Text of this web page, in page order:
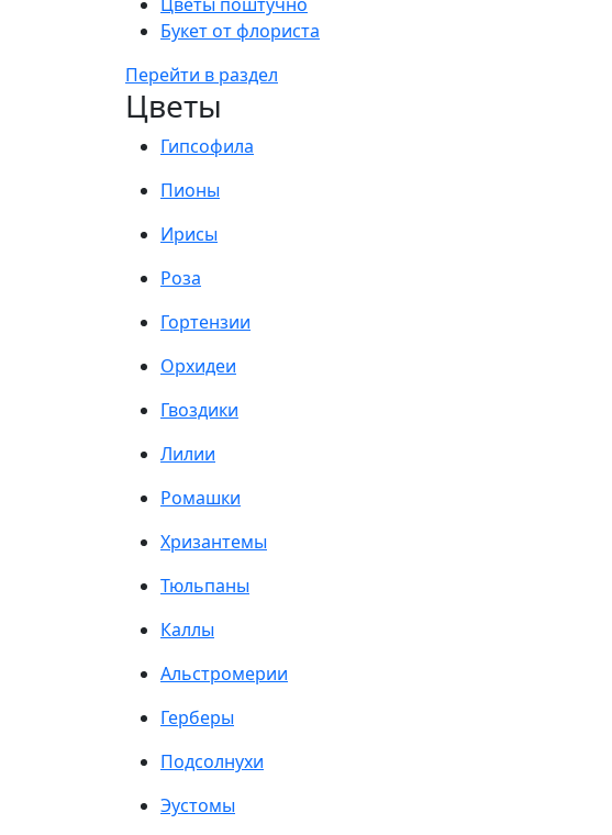
Букет от флориста
Перейти в раздел
Цветы
Гипсофила
Пионы
Ирисы
Роза
Гортензии
Орхидеи
Гвоздики
Лилии
Ромашки
Хризантемы
Тюльпаны
Каллы
Альстромерии
Герберы
Подсолнухи
Эустомы